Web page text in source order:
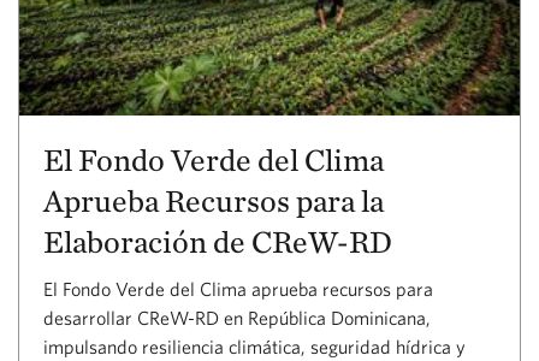
El Fondo Verde del Clima
Aprueba Recursos para la
Elaboración de CReW-RD
El Fondo Verde del Clima aprueba recursos para
desarrollar CReW-RD en República Dominicana,
impulsando resiliencia climática, seguridad hídrica y